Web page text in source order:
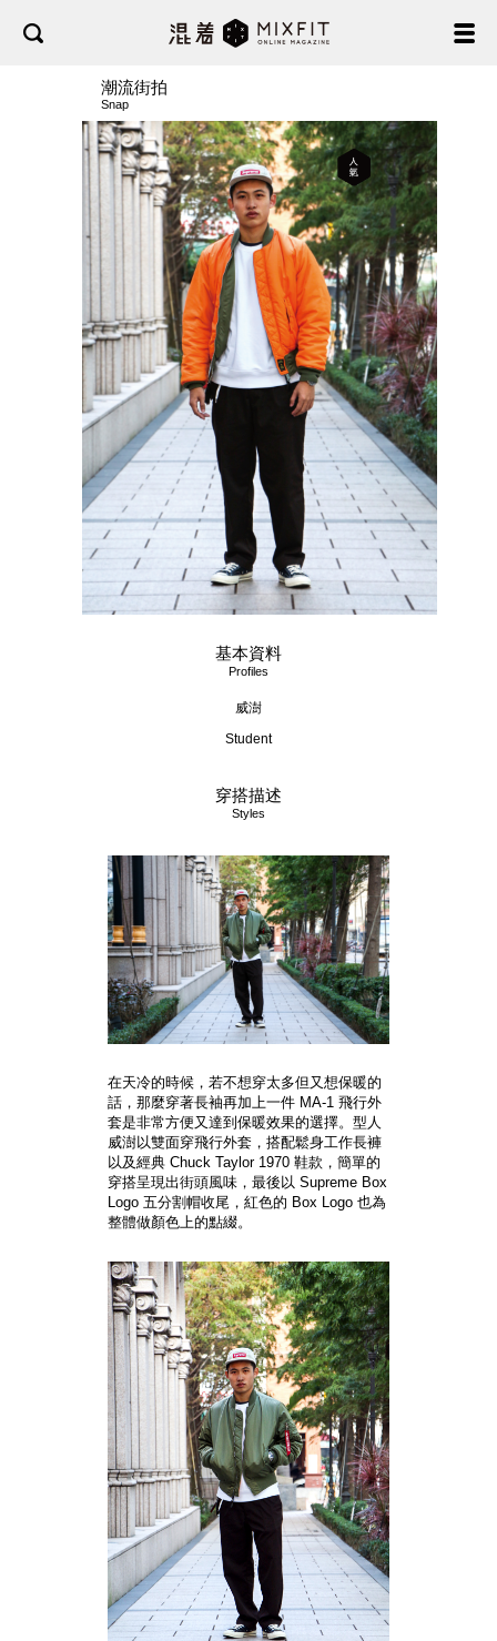
潮流街拍
Snap
基本資料
Profiles
威澍
Student
穿搭描述
Styles
在天冷的時候，若不想穿太多但又想保暖的
話，那麼穿著長袖再加上一件 MA-1 飛行外
套是非常方便又達到保暖效果的選擇。型人
威澍以雙面穿飛行外套，搭配鬆身工作長褲
以及經典 Chuck Taylor 1970 鞋款，簡單的
穿搭呈現出街頭風味，最後以 Supreme Box
Logo 五分割帽收尾，紅色的 Box Logo 也為
整體做顏色上的點綴。